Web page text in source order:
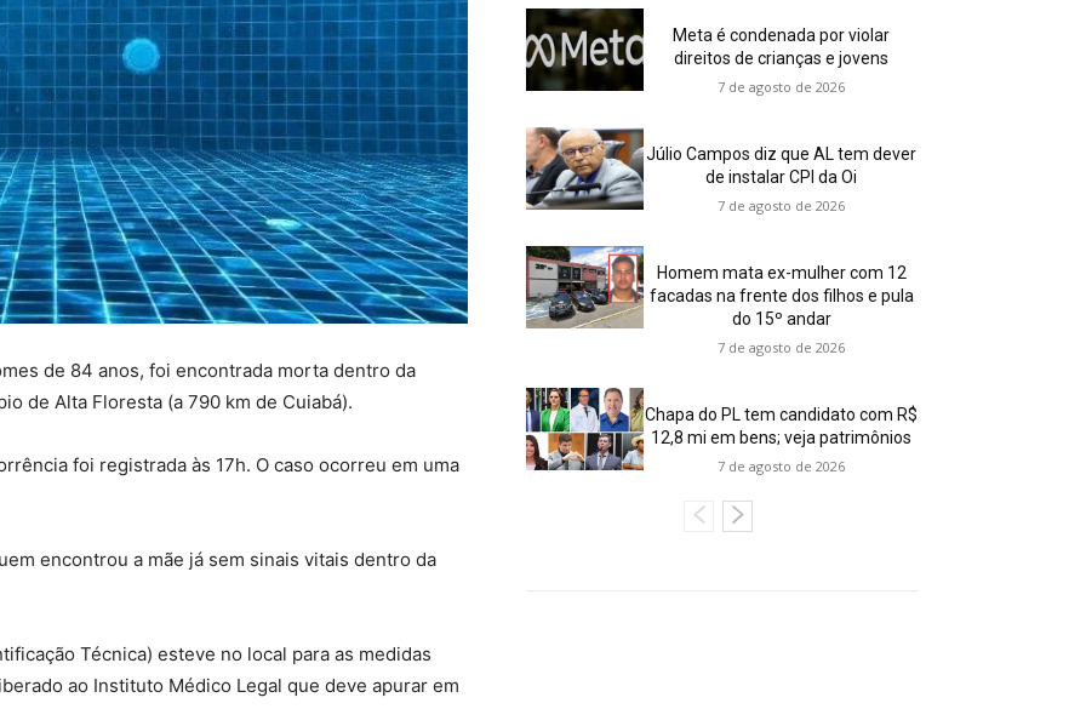
de 84 anos, foi encontrada morta dentro da
de Alta Floresta (a 790 km de Cuiabá).
foi registrada às 17h. O caso ocorreu em uma
encontrou a mãe já sem sinais vitais dentro da
Técnica) esteve no local para as medidas
ao Instituto Médico Legal que deve apurar em
Meta é condenada por violar
direitos de crianças e jovens
7 de agosto de 2026
Júlio Campos diz que AL tem dever
de instalar CPI da Oi
7 de agosto de 2026
Homem mata ex-mulher com 12
facadas na frente dos filhos e pula
do 15º andar
7 de agosto de 2026
Chapa do PL tem candidato com R$
12,8 mi em bens; veja patrimônios
7 de agosto de 2026